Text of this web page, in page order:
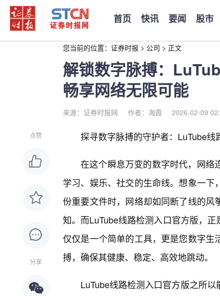
首页 快讯 要闻 股市
您当前的位置： 证券时报 > 公司 > 正文
解锁数字脉搏：
畅享网络无限可能
来源：证券时报网 作者：海霞 2026-02-09
点赞
分享
探寻数字脉搏的守护者：LuTube
在这个瞬息万变的数字时代，网络
学习、娱乐、社交的生命线。想象一
份重要文件时，网络却如同断了线的
知。而LuTube线路检测入口官方版，
仅仅是一个简单的工具，更是您数字
搏，确保其健康、稳定、高效地跳动。
LuTube线路检测入口官方版之所